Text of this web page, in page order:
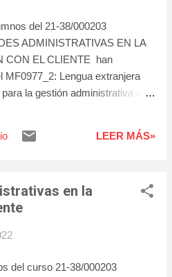
del 21-38/000203
ADMINISTRATIVAS EN LA
CON EL CLIENTE han
MF0977_2: Lengua extranjera
la gestión administrativa en
el uso del inglés con
LEER MÁS»
en la
del curso 21-38/000203